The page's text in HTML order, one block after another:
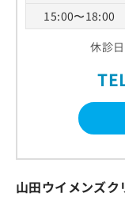
15:00〜18:00
休診
山田ウイメンズク